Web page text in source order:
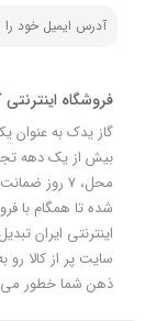
فروشگاه
گاز یدک به عنوان
بیش از یک دهه
محل، 7 روز
شده تا همگام با
اینترنتی ایران
سایت پر از کالا
ذهن شما خطور